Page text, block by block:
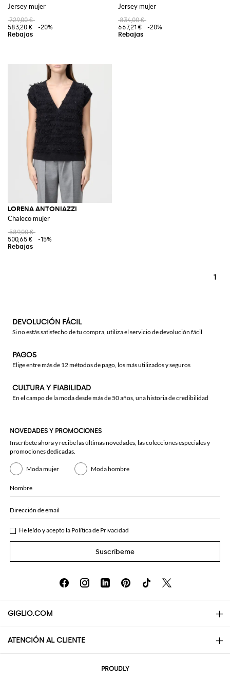
Jersey mujer
729,00 €
583,20 €
-20%
Jersey mujer
834,00 €
667,21 €
-20%
LORENA ANTONIAZZI
Chaleco mujer
589,00 €
500,65 €
-15%
1
DEVOLUCIÓN FÁCIL
Si no estás satisfecho de tu compra, utiliza el servicio de devolución fácil
PAGOS
Elige entre más de 12 métodos de pago, los más utilizados y seguros
CULTURA Y FIABILIDAD
En el campo de la moda desde más de 50 años, una historia de credibilidad
NOVEDADES Y PROMOCIONES
Inscríbete ahora y recibe las últimas novedades, las colecciones especiales y
promociones dedicadas.
Moda mujer Moda hombre
Nombre
Dirección de email
He leído y acepto la Política de Privacidad
Suscríbeme
GIGLIO.COM
About
ATENCIÓN AL CLIENTE
PROUDLY